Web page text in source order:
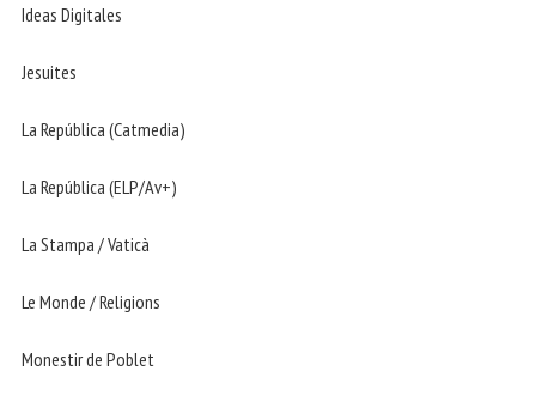
Ideas Digitales
Jesuites
La República (Catmedia)
La República (ELP/Av+)
La Stampa / Vaticà
Le Monde / Religions
Monestir de Poblet